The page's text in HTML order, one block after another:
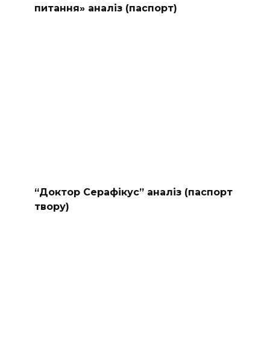
питання» аналіз (паспорт)
“Доктор Серафікус” аналіз (паспорт
твору)